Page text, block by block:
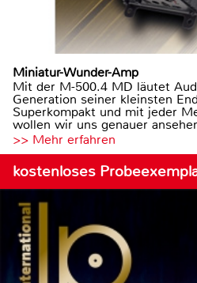
Miniatur-Wunder-Amp
Mit der M-500.4 MD läutet
Generation seiner kleinsten
Superkompakt und mit jeder
wollen wir uns genauer
>> Mehr erfahren
kostenloses